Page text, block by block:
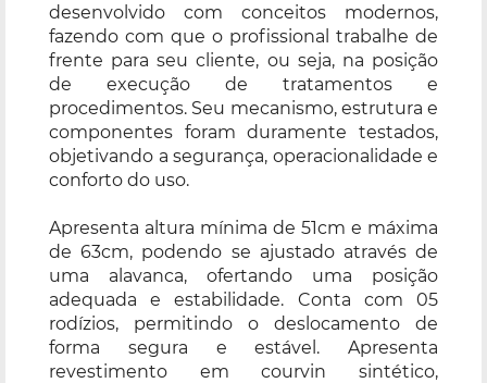
desenvolvido com conceitos modernos,
fazendo com que o profissional trabalhe de
frente para seu cliente, ou seja, na posição
de execução de tratamentos e
procedimentos. Seu mecanismo, estrutura e
componentes foram duramente testados,
objetivando a segurança, operacionalidade e
conforto do uso.
Apresenta altura mínima de 51cm e máxima
de 63cm, podendo se ajustado através de
uma alavanca, ofertando uma posição
adequada e estabilidade. Conta com 05
rodízios, permitindo o deslocamento de
forma segura e estável. Apresenta
revestimento em courvin sintético,